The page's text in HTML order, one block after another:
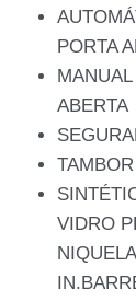
PORTA
ABERTA
VIDRO